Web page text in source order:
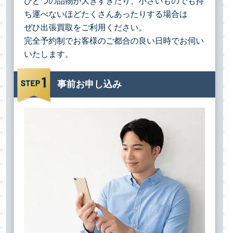
ち運べないほどたくさんあったりする場合は
ぜひ出張買取をご利用ください。
完全予約制でお客様のご都合の良い日時でお伺い
いたします。
事前お申し込み